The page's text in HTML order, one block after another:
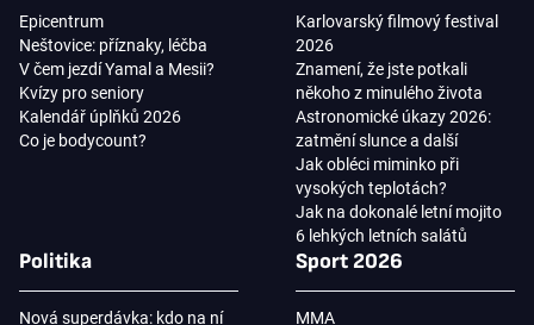
Epicentrum
Neštovice: příznaky, léčba
V čem jezdí Yamal a Mesii?
Kvízy pro seniory
Kalendář úplňků 2026
Co je bodycount?
Karlovarský filmový festival
2026
Znamení, že jste potkali
někoho z minulého života
Astronomické úkazy 2026:
zatmění slunce a další
Jak obléci miminko při
vysokých teplotách?
Jak na dokonalé letní mojito
6 lehkých letních salátů
Politika
Nová superdávka: kdo na ní
Sport 2026
MMA